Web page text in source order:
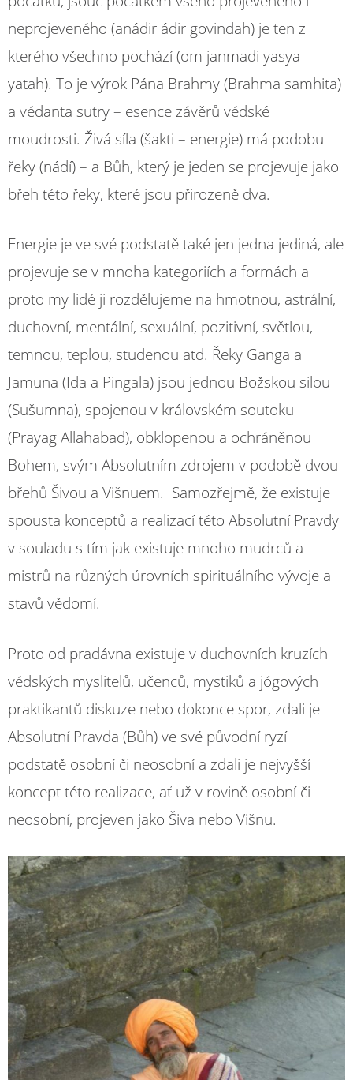
neprojeveného (anádir ádir govindah) je ten z
kterého všechno pochází (om janmadi yasya
yatah). To je výrok Pána Brahmy (Brahma samhita)
a védanta sutry – esence závěrů védské
moudrosti. Živá síla (šakti – energie) má podobu
řeky (nádí) – a Bůh, který je jeden se projevuje jako
břeh této řeky, které jsou přirozeně dva.
Energie je ve své podstatě také jen jedna jediná, ale
projevuje se v mnoha kategoriích a formách a
proto my lidé ji rozdělujeme na hmotnou, astrální,
duchovní, mentální, sexuální, pozitivní, světlou,
temnou, teplou, studenou atd. Řeky Ganga a
Jamuna (Ida a Pingala) jsou jednou Božskou silou
(Sušumna), spojenou v královském soutoku
(Prayag Allahabad), obklopenou a ochráněnou
Bohem, svým Absolutním zdrojem v podobě dvou
břehů Šivou a Višnuem. Samozřejmě, že existuje
spousta konceptů a realizací této Absolutní Pravdy
v souladu s tím jak existuje mnoho mudrců a
mistrů na různých úrovních spirituálního vývoje a
stavů vědomí.
Proto od pradávna existuje v duchovních kruzích
védských myslitelů, učenců, mystiků a jógových
praktikantů diskuze nebo dokonce spor, zdali je
Absolutní Pravda (Bůh) ve své původní ryzí
podstatě osobní či neosobní a zdali je nejvyšší
koncept této realizace, ať už v rovině osobní či
neosobní, projeven jako Šiva nebo Višnu.